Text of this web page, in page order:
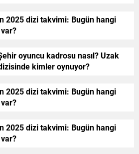
2025 dizi takvimi: Bugün hangi
oyuncu kadrosu nasıl? Uzak
kimler oynuyor?
2025 dizi takvimi: Bugün hangi
2025 dizi takvimi: Bugün hangi